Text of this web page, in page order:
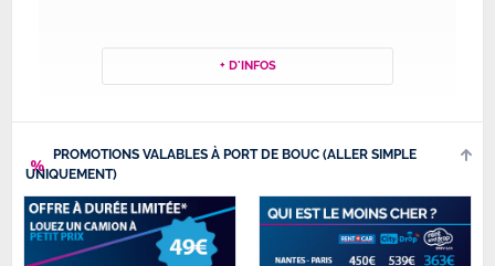
+ D'INFOS
PROMOTIONS VALABLES À PORT DE BOUC (ALLER SIMPLE
UNIQUEMENT)